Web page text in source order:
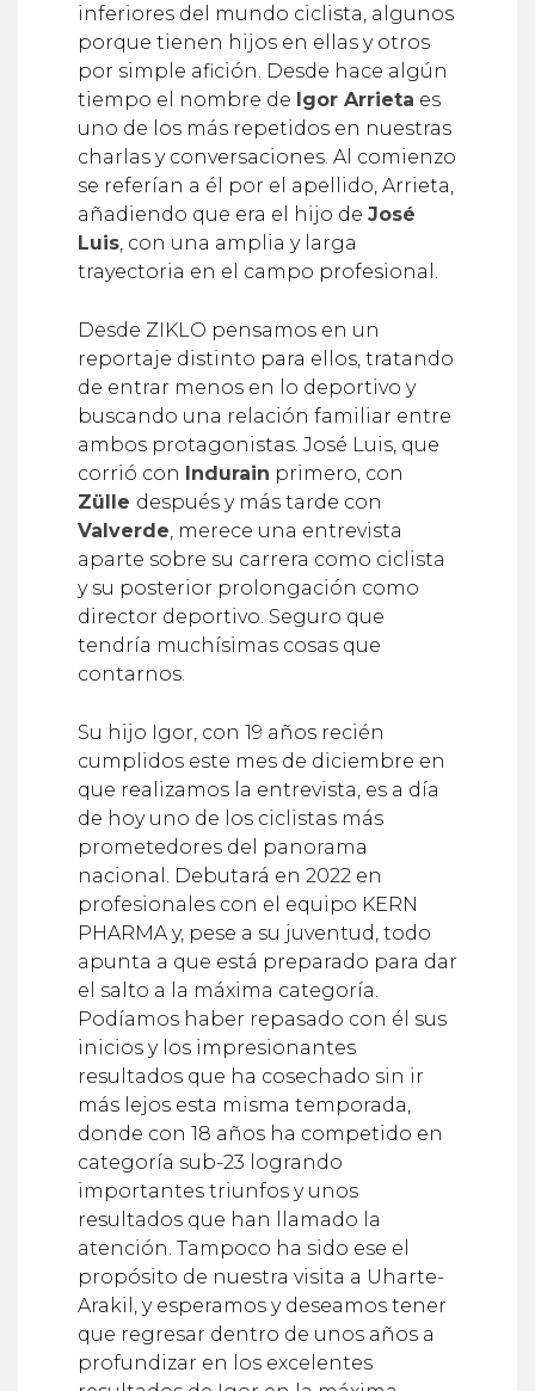
inferiores del mundo ciclista, algunos
porque tienen hijos en ellas y otros
por simple afición. Desde hace algún
tiempo el nombre de Igor Arrieta es
uno de los más repetidos en nuestras
charlas y conversaciones. Al comienzo
se referían a él por el apellido, Arrieta,
añadiendo que era el hijo de José
Luis, con una amplia y larga
trayectoria en el campo profesional.
Desde ZIKLO pensamos en un
reportaje distinto para ellos, tratando
de entrar menos en lo deportivo y
buscando una relación familiar entre
ambos protagonistas. José Luis, que
corrió con
Indurain primero, con
Zülle después y más tarde con
Valverde, merece una entrevista
aparte sobre su carrera como ciclista
y su posterior prolongación como
director deportivo. Seguro que
tendría muchísimas cosas que
contarnos.
Su hijo Igor, con 19 años recién
cumplidos este mes de diciembre en
que realizamos la entrevista, es a día
de hoy uno de los ciclistas más
prometedores del panorama
nacional. Debutará en 2022 en
profesionales con el equipo KERN
PHARMA y, pese a su juventud, todo
apunta a que está preparado para dar
el salto a la máxima categoría.
Podíamos haber repasado con él sus
inicios y los impresionantes
resultados que ha cosechado sin ir
más lejos esta misma temporada,
donde con 18 años ha competido en
categoría sub-23 logrando
importantes triunfos y unos
resultados que han llamado la
atención. Tampoco ha sido ese el
propósito de nuestra visita a Uharte-
Arakil, y esperamos y deseamos tener
que regresar dentro de unos años a
profundizar en los excelentes